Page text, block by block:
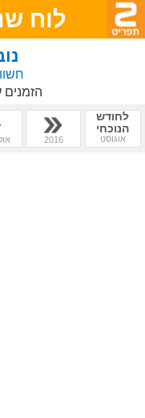
לוח
הזמנים
לחודש
הנוכחי
אוגוסט 2016